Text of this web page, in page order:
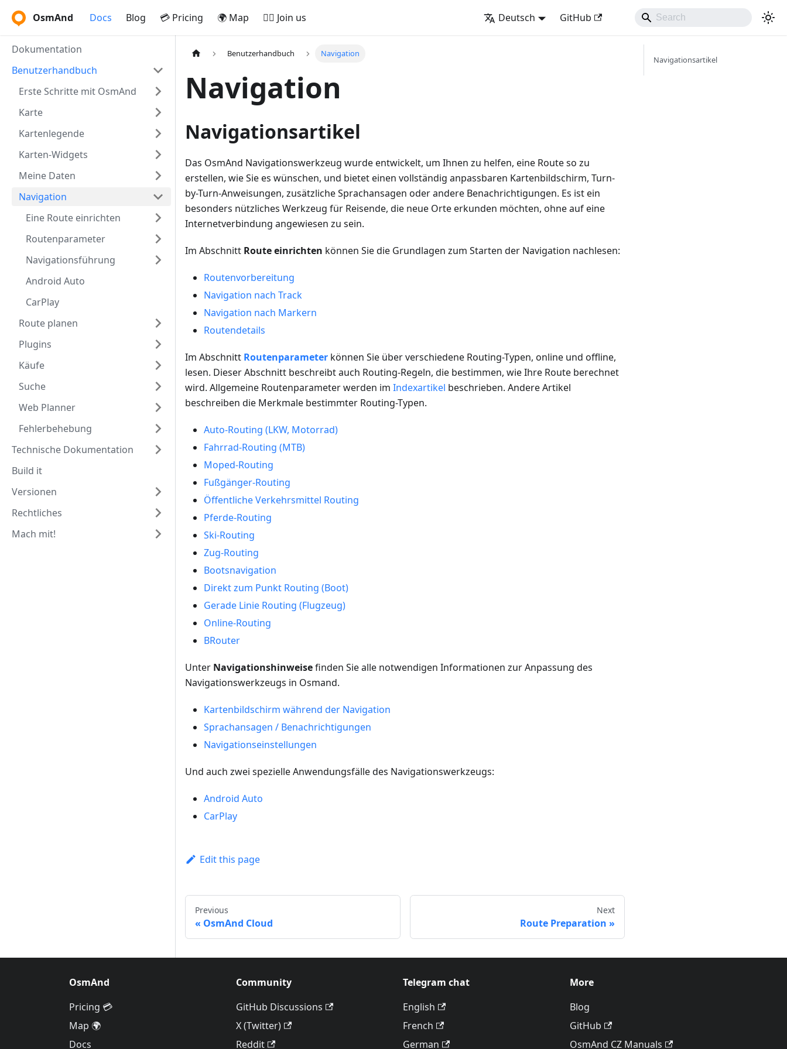
OsmAnd Docs Blog 💳 Pricing 🌍 Map 🚵‍♂️ Join us Deutsch GitHub
Dokumentation
Benutzerhandbuch
Erste Schritte mit OsmAnd
Karte
Kartenlegende
Karten-Widgets
Meine Daten
Navigation
Eine Route einrichten
Routenparameter
Navigationsführung
Android Auto
CarPlay
Route planen
Plugins
Käufe
Suche
Web Planner
Fehlerbehebung
Technische Dokumentation
Build it
Versionen
Rechtliches
Mach mit!
Benutzerhandbuch Navigation
Navigation
Navigationsartikel
Das OsmAnd Navigationswerkzeug wurde entwickelt, um Ihnen zu helfen, eine Route so zu
erstellen, wie Sie es wünschen, und bietet einen vollständig anpassbaren Kartenbildschirm, Turn-
by-Turn-Anweisungen, zusätzliche Sprachansagen oder andere Benachrichtigungen. Es ist ein
besonders nützliches Werkzeug für Reisende, die neue Orte erkunden möchten, ohne auf eine
Internetverbindung angewiesen zu sein.
Im Abschnitt Route einrichten können Sie die Grundlagen zum Starten der Navigation nachlesen:
Routenvorbereitung
Navigation nach Track
Navigation nach Markern
Routendetails
Im Abschnitt Routenparameter können Sie über verschiedene Routing-Typen, online und offline,
lesen. Dieser Abschnitt beschreibt auch Routing-Regeln, die bestimmen, wie Ihre Route berechnet
wird. Allgemeine Routenparameter werden im Indexartikel beschrieben. Andere Artikel
beschreiben die Merkmale bestimmter Routing-Typen.
Auto-Routing (LKW, Motorrad)
Fahrrad-Routing (MTB)
Moped-Routing
Fußgänger-Routing
Öffentliche Verkehrsmittel Routing
Pferde-Routing
Ski-Routing
Zug-Routing
Bootsnavigation
Direkt zum Punkt Routing (Boot)
Gerade Linie Routing (Flugzeug)
Online-Routing
BRouter
Unter Navigationshinweisefinden Sie alle notwendigen Informationen zur Anpassung des
Navigationswerkzeugs in Osmand.
Kartenbildschirm während der Navigation
Sprachansagen / Benachrichtigungen
Navigationseinstellungen
Und auch zwei spezielle Anwendungsfälle des Navigationswerkzeugs:
Android Auto
CarPlay
Edit this page
Previous
OsmAnd Cloud
Next
Route Preparation
Navigationsartikel
OsmAnd
Pricing 💳
Map 🌍
Docs
Community
GitHub Discussions
X (Twitter)
Reddit
Telegram chat
English
French
German
More
Blog
GitHub
OsmAnd CZ Manuals